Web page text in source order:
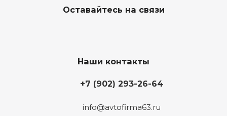
Оставайтесь на связи
Наши контакты
+7 (902) 293-26-64
info@avtofirma63.ru